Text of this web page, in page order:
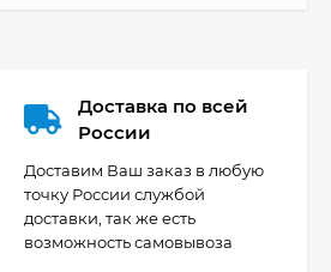
Доставка по всей
России
Доставим Ваш заказ в любую
точку России службой
доставки, так же есть
возможность самовывоза